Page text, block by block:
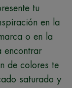
tu
en la
o en la
encontrar
de colores te
saturado y